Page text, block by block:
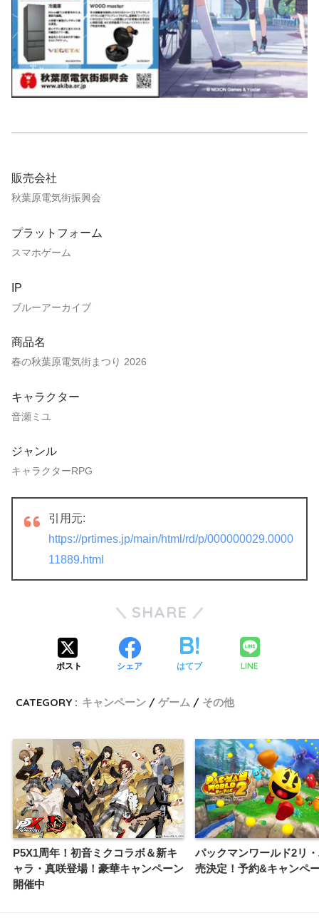
販売会社
秋葉原電気街振興会
プラットフォーム
スマホゲーム
IP
ブルーアーカイブ
商品名
春の秋葉原電気街まつり 2026
キャラクター
音瀬ミユ
ジャンル
キャラクターRPG
引用元:
https://prtimes.jp/main/html/rd/p/000000029.0000
11889.html
SHARE
ポスト シェア はてブ LINE
CATEGORY : キャンペーン ゲーム その他
P5X1周年！初音ミクコラボ＆新キ
ャラ・真咲登場！豪華キャンペーン
開催中
パックマンワールド2リ
売決定！予約&キャンペ